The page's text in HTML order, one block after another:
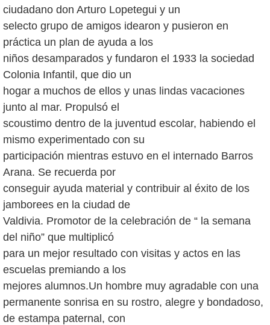
ciudadano don Arturo Lopetegui y un
selecto grupo de amigos idearon y pusieron en
práctica un plan de ayuda a los
niños desamparados y fundaron el 1933 la sociedad
Colonia Infantil, que dio un
hogar a muchos de ellos y unas lindas vacaciones
junto al mar. Propulsó el
scoustimo dentro de la juventud escolar, habiendo el
mismo experimentado con su
participación mientras estuvo en el internado Barros
Arana. Se recuerda por
conseguir ayuda material y contribuir al éxito de los
jamborees en la ciudad de
Valdivia. Promotor de la celebración de “ la semana
del niño” que multiplicó
para un mejor resultado con visitas y actos en las
escuelas premiando a los
mejores alumnos.Un hombre muy agradable con una
permanente sonrisa en su rostro, alegre y bondadoso,
de estampa paternal, con